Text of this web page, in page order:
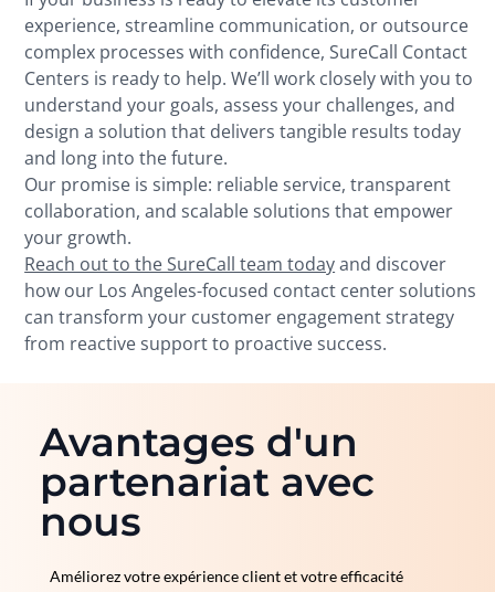
Avantages d'un
partenariat avec
nous
Améliorez votre expérience client et votre efficacité
experience, streamline communication, or outsource
complex processes with confidence, SureCall Contact
Centers is ready to help. We’ll work closely with you to
understand your goals, assess your challenges, and
design a solution that delivers tangible results today
and long into the future.
Our promise is simple: reliable service, transparent
collaboration, and scalable solutions that empower
your growth.
Reach out to the SureCall team todayand discover
how our Los Angeles-focused contact center solutions
can transform your customer engagement strategy
from reactive support to proactive success.